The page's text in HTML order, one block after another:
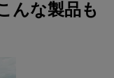
んな製品も